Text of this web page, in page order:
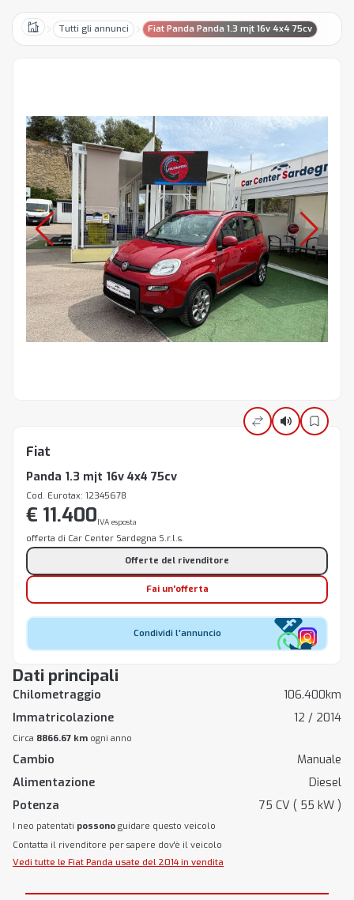
HomeTutti gli annunci Fiat Panda Panda 1.3 mjt 16v 4x4 75cv
Dati principali
Chilometraggio
106.400km
Immatricolazione
12 / 2014
Circa 8866.67 km ogni anno
Cambio
Manuale
Alimentazione
Diesel
Potenza
75 CV ( 55 kW )
I neo patentati possono guidare questo veicolo
Contatta il rivenditore per sapere dov'è il veicolo
Vedi tutte le Fiat Panda usate del 2014 in vendita
Fiat
Panda 1.3 mjt 16v 4x4 75cv
Cod. Eurotax: 12345678
€ 11.400IVA esposta
offerta di Car Center Sardegna S.r.l.s.
Offerte del rivenditore
Fai un'offerta
Condividi l'annuncio